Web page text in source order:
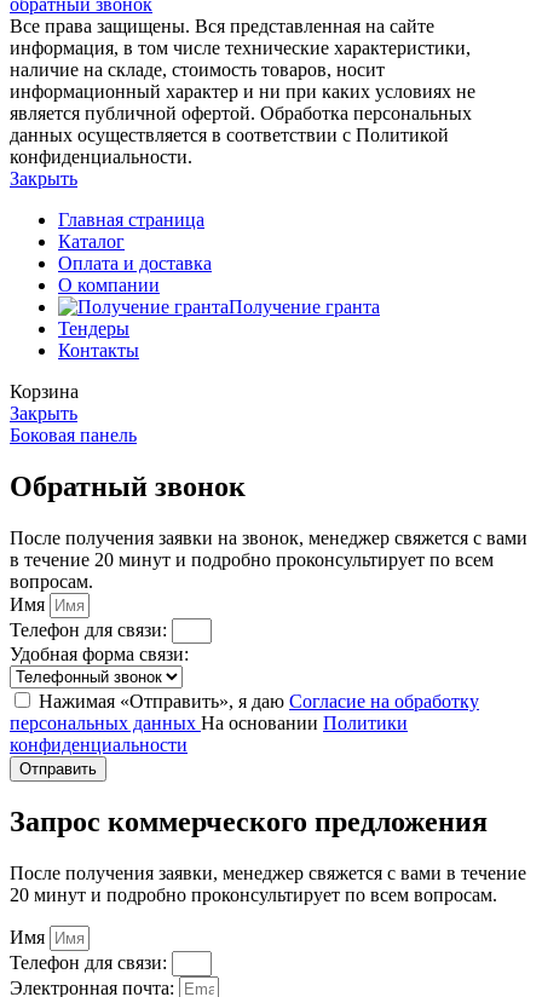
Все права защищены. Вся представленная на сайте
информация, в том числе технические характеристики,
наличие на складе, стоимость товаров, носит
информационный характер и ни при каких условиях не
является публичной офертой. Обработка персональных
данных осуществляется в соответствии с Политикой
конфиденциальности.
Закрыть
Главная страница
Каталог
Оплата и доставка
О компании
Получение гранта
Тендеры
Контакты
Корзина
Закрыть
Боковая панель
Обратный звонок
После получения заявки на звонок, менеджер свяжется с вами
в течение 20 минут и подробно проконсультирует по всем
вопросам.
Имя
Телефон для связи:
Удобная форма связи:
Нажимая «Отправить», я даю Согласие на обработку
персональных данных На основании Политики
конфиденциальности
Отправить
Запрос коммерческого предложения
После получения заявки, менеджер свяжется с вами в течение
20 минут и подробно проконсультирует по всем вопросам.
Имя
Телефон для связи:
Электронная почта: